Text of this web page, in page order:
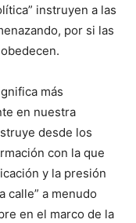
instruyen a las
por si las
más
en nuestra
desde los
con la que
y la presión
calle” a menudo
en el marco de la